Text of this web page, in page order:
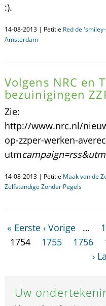
:).
14-08-2013 | Petitie Red de
Amsterdam
Volgens NRC en
bezuinigingen
Zie:
http://www.nrc.nl/
op-zzper-werken-
utmcampaign=rss&utm
14-08-2013 | Petitie Maak van de
Zelfstandige Zonder Pegels
« Eerste ‹ Vorige …
1754
1755 1756
›
Uw